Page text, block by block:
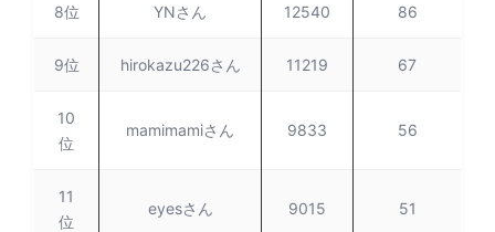
8位 YNさん 12540 86
9位 hirokazu226さん 11219 67
10
位
mamimamiさん 9833 56
11
位
eyesさん 9015 51